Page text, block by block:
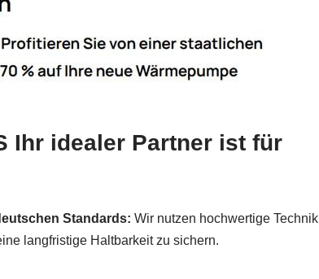
Ihr idealer Partner ist für
Standards: Wir nutzen hochwertige Technik
langfristige Haltbarkeit zu sichern.